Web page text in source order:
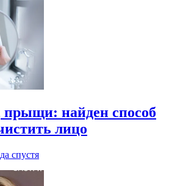
найден способ
лицо
спустя